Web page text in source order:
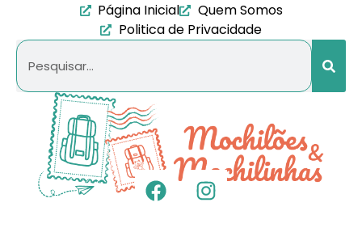
Página Inicial
Quem Somos
Politica de Privacidade